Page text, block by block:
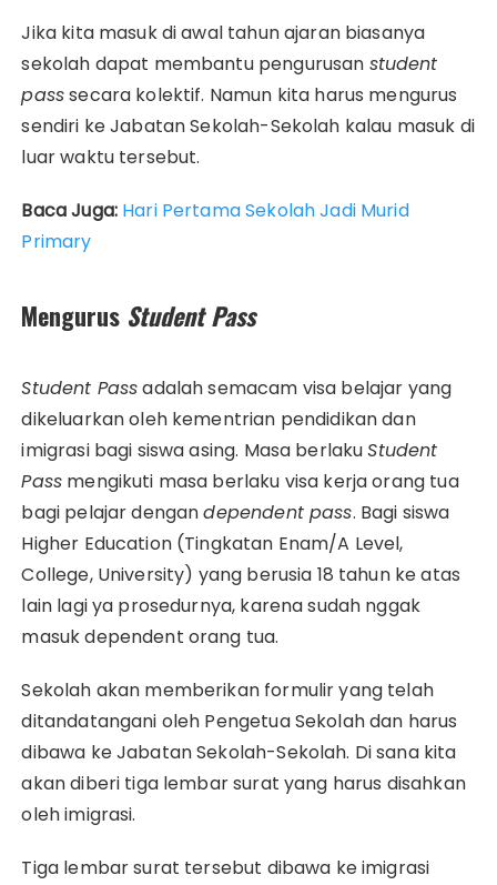
Jika kita masuk di awal tahun ajaran biasanya
sekolah dapat membantu pengurusan student
passsecara kolektif. Namun kita harus mengurus
sendiri ke Jabatan Sekolah-Sekolah kalau masuk di
luar waktu tersebut.
Baca Juga: Hari Pertama Sekolah Jadi Murid
Primary
Mengurus Student Pass
Student Passadalah semacam visa belajar yang
dikeluarkan oleh kementrian pendidikan dan
imigrasi bagi siswa asing. Masa berlakuStudent
Pass mengikuti masa berlaku visa kerja orang tua
bagi pelajar dengandependent pass. Bagi siswa
Higher Education (Tingkatan Enam/A Level,
College, University) yang berusia 18 tahun ke atas
lain lagi ya prosedurnya, karena sudah nggak
masuk dependent orang tua.
Sekolah akan memberikan formulir yang telah
ditandatangani oleh Pengetua Sekolah dan harus
dibawa ke Jabatan Sekolah-Sekolah. Di sana kita
akan diberi tiga lembar surat yang harus disahkan
oleh imigrasi.
Tiga lembar surat tersebut dibawa ke imigrasi